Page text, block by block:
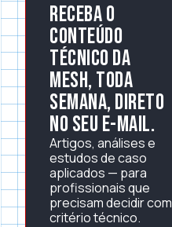
Receba o
conteúdo
técnico da
Mesh, toda
semana, direto
no seu e-mail.
Artigos, análises e
estudos de caso
aplicados — para
profissionais que
precisam decidir com
critério técnico.